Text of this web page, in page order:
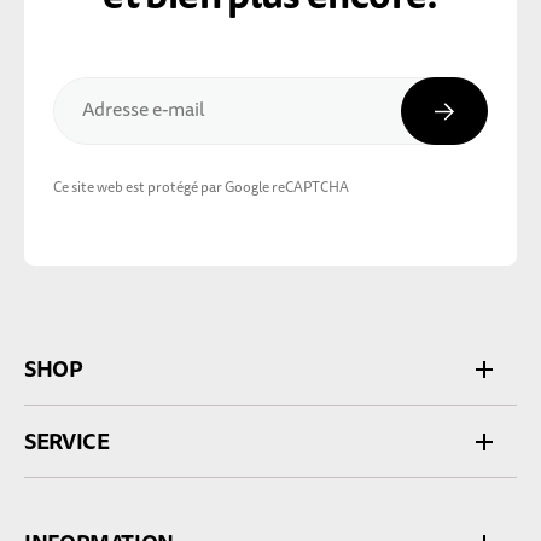
Adresse e-mail
Ce site web est protégé par Google reCAPTCHA
SHOP
SERVICE